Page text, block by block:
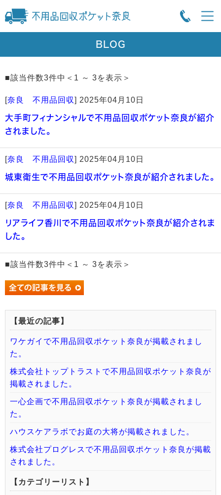
BLOG
■該当件数3件中＜1 ～ 3を表示＞
[奈良 不用品回収] 2025年04月10日
大手町フィナンシャルで不用品回収ポケット奈良が紹介
されました。
[奈良 不用品回収] 2025年04月10日
城東衛生で不用品回収ポケット奈良が紹介されました。
[奈良 不用品回収] 2025年04月10日
リアライフ香川で不用品回収ポケット奈良が紹介されま
した。
■該当件数3件中＜1 ～ 3を表示＞
【最近の記事】
ワケガイで不用品回収ポケット奈良が掲載されまし
た。
株式会社トップトラストで不用品回収ポケット奈良が
掲載されました。
一心企画で不用品回収ポケット奈良が掲載されまし
た。
ハウスケアラボでお庭の大将が掲載されました。
株式会社プログレスで不用品回収ポケット奈良が掲載
されました。
【カテゴリーリスト】